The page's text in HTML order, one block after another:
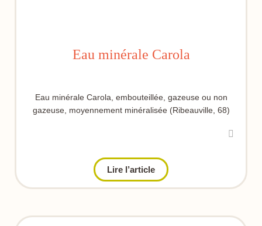
Eau minérale Carola
Eau minérale Carola, embouteillée, gazeuse ou non
gazeuse, moyennement minéralisée (Ribeauville, 68)
Lire l’article